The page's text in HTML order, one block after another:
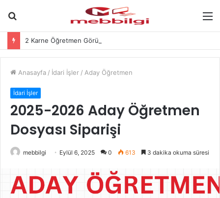
yap
2 Karne Öğretmen Görüşü Hakkında-
Anasayfa / İdari İşler / Aday Öğretmen
İdari İşler
2025-2026 Aday Öğretmen
Dosyası Siparişi
mebbilgi Eylül 6, 2025 0 613 3 dakika okuma süresi